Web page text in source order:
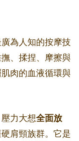
為人知的按摩技
、揉捏、摩擦與
肉的血液循環與
壓力大想全面放
肩頸族群。它是